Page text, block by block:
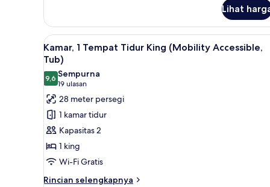
(Mobility
Accessible,
Roll-
In
Shower)
Tempat
Tidur
King
dengan
tempat
tidur
Sofa
(Mobility
Accessible,
Roll-
In
Shower)
Lihat
Lihat
semua
foto
untuk
Kamar,
Tempat
Tidur
King
(Mobility
Accessible,
Meja kerja, ruang kerja
5
Kamar, 1 Tempat Tidur King (Mobility Accessible,
Tub)
9,69,6 dari 10
Sempurna
19 ulasan
(19
ulasan)
28 meter persegi
1 kamar tidur
Kapasitas 2
1 king
Wi-Fi Gratis
Rincian selengkapnya
Rincian